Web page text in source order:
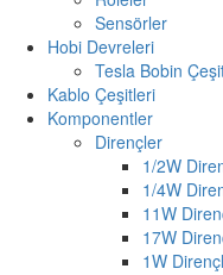
Sensörler
Hobi Devreleri
Tesla Bobin
Kablo Çeşitleri
Komponentler
Dirençler
1/2W
1/4W
11W
17W
1W